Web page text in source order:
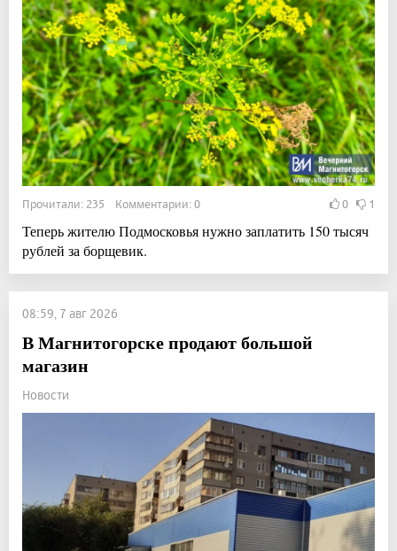
Прочитали: 235 Комментарии: 0 0 1
Теперь жителю Подмосковья нужно заплатить 150 тысяч
рублей за борщевик.
08:59, 7 авг 2026
В Магнитогорске продают большой
магазин
Новости